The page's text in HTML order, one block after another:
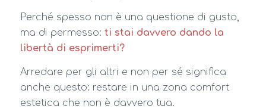
Perché spesso non è una questione di gusto,
ma di permesso: ti stai davvero dando la
libertà di esprimerti?
Arredare per gli altri e non per sé significa
anche questo: restare in una zona comfort
estetica che non è davvero tua.